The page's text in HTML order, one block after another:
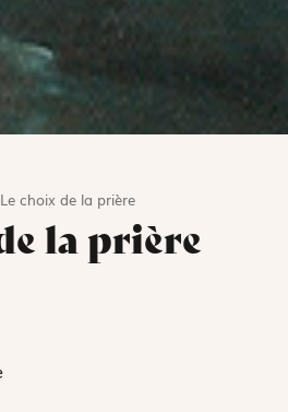
Le choix de la prière
la prière